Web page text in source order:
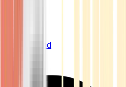
Live Bestand